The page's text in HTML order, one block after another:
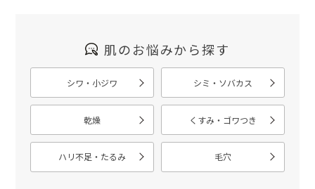
肌のお悩みから探す
シワ・小ジワ シミ・ソバカス
乾燥 くすみ・ゴワつき
ハリ不足・たるみ 毛穴